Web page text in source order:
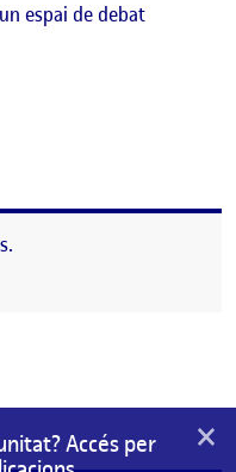
espai de debat
Accés per
×